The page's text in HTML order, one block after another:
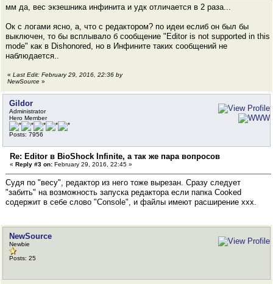
мм да, вес экзешника инфинита и удк отличается в 2 раза...
Ок с логами ясно, а, что с редактором? по идеи еслиб он был бы
выключен, то бы всплывало б сообщение "Editor is not supported in this
mode" как в Dishonored, но в Инфините таких сообщений не
наблюдается..
« Last Edit: February 29, 2016, 22:36 by
NewSource »
Gildor
Administrator
Hero Member
Posts: 7956
Re: Editor в BioShock Infinite, а так же пара вопросов
« Reply #3 on: February 29, 2016, 22:45 »
Судя по "весу", редактор из него тоже вырезан. Сразу следует
"забить" на возможность запуска редактора если папка Cooked
содержит в себе слово "Console", и файлы имеют расширение xxx.
NewSource
Newbie
Posts: 25